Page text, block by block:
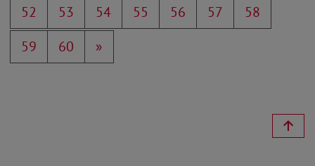
52
53 54 55 56 57
58
59
60 »